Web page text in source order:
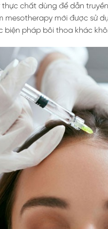
chất dùng để dẫn
mesotherapy mới được sử
biện pháp bôi thoa khác